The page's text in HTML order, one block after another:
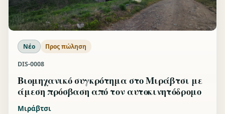
Νέο Προς πώληση
DIS-0008
Βιομηχανικό συγκρότημα στο Μιράβτσι με
άμεση πρόσβαση από τον αυτοκινητόδρομο
Μιράβτσι